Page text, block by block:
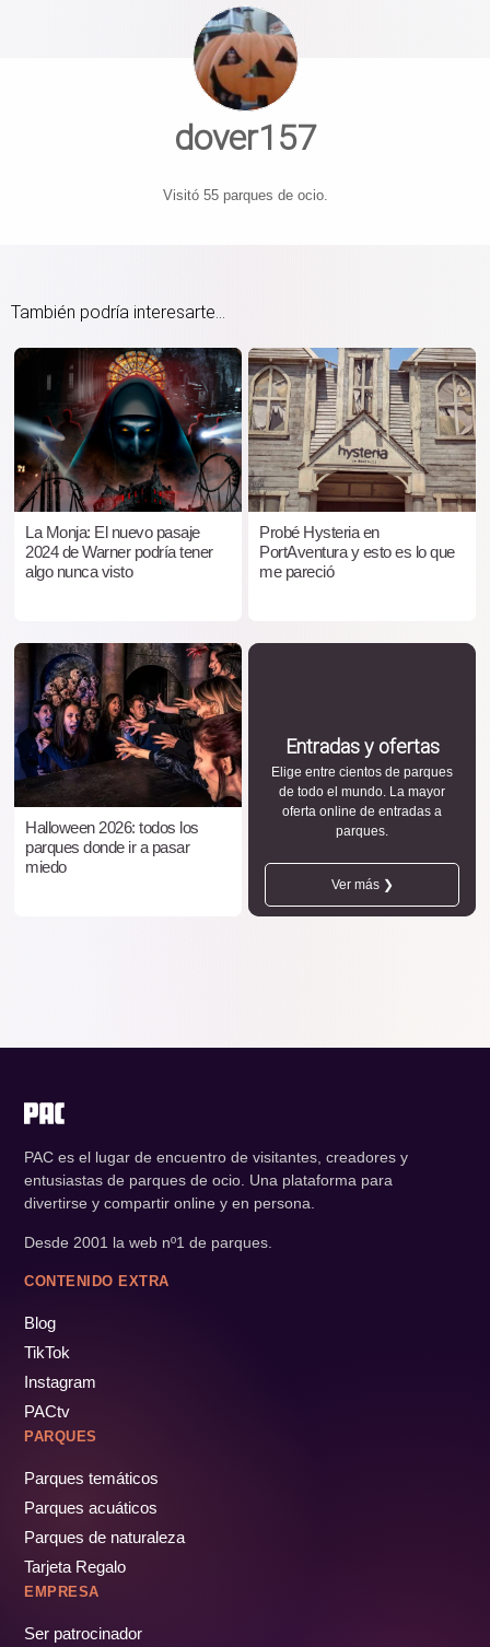
dover157
Visitó 55 parques de ocio.
También podría interesarte...
La Monja: El nuevo pasaje
2024 de Warner podría tener
algo nunca visto
Probé Hysteria en
PortAventura y esto es lo que
me pareció
Halloween 2026: todos los
parques donde ir a pasar
miedo
Entradas y ofertas
Elige entre cientos de parques
de todo el mundo. La mayor
oferta online de entradas a
parques.
Ver más ❯
PAC es el lugar de encuentro de visitantes, creadores y
entusiastas de parques de ocio. Una plataforma para
divertirse y compartir online y en persona.
Desde 2001 la web nº1 de parques.
CONTENIDO EXTRA
Blog
TikTok
Instagram
PACtv
PARQUES
Parques temáticos
Parques acuáticos
Parques de naturaleza
Tarjeta Regalo
EMPRESA
Ser patrocinador